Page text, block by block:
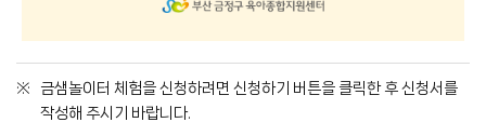
금샘놀이터 체험을 신청하려면 신청하기 버튼을 클릭한 후 신청서를
작성해 주시기 바랍니다.